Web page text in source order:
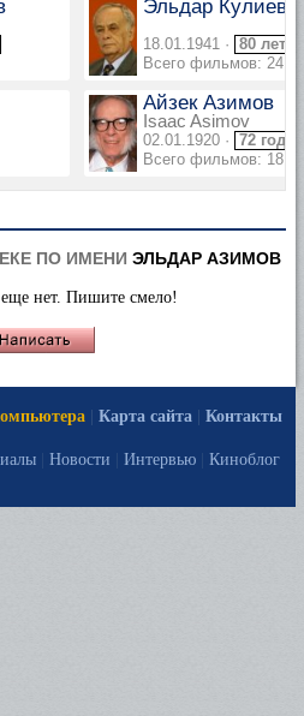
Эльдар Кулиев
18.01.1941 · 80 лет
Всего фильмов: 24
Айзек Азимов
Isaac Asimov
02.01.1920 · 72 года
Всего фильмов: 18
ПО ИМЕНИ ЭЛЬДАР АЗИМОВ
нет. Пишите смело!
Карта сайта
Контакты
Новости Интервью Киноблог